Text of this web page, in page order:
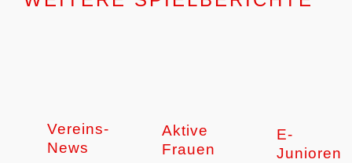
Vereins-
News
Aktive
Frauen
E-
Junioren